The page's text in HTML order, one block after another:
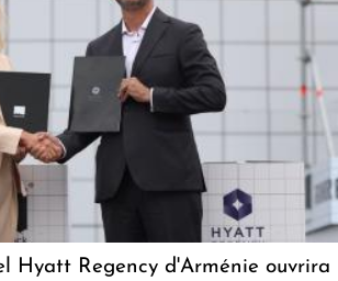
Hyatt Regency d'Arménie ouvrira